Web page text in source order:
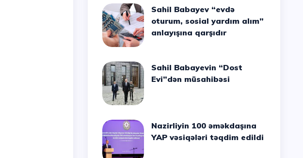
Sahil Babayev “evdə
oturum, sosial yardım alım”
anlayışına qarşıdır
Sahil Babayevin “Dost
Evi”dən müsahibəsi
Nazirliyin 100 əməkdaşına
YAP vəsiqələri təqdim edildi